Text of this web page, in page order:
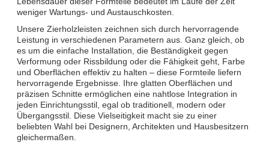
weniger Wartungs- und Austauschkosten.
Unsere Zierholzleisten zeichnen sich durch hervorragende
Leistung in verschiedenen Parametern aus. Ganz gleich, ob
es um die einfache Installation, die Beständigkeit gegen
Verformung oder Rissbildung oder die Fähigkeit geht, Farbe
und Oberflächen effektiv zu halten – diese Formteile liefern
hervorragende Ergebnisse. Ihre glatten Oberflächen und
präzisen Schnitte ermöglichen eine nahtlose Integration in
jeden Einrichtungsstil, egal ob traditionell, modern oder
Übergangsstil. Diese Vielseitigkeit macht sie zu einer
beliebten Wahl bei Designern, Architekten und Hausbesitzern
gleichermaßen.